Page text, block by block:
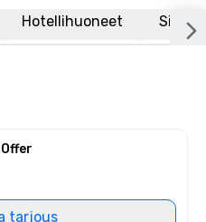
Hotellihuoneet Sijainti
tarjous